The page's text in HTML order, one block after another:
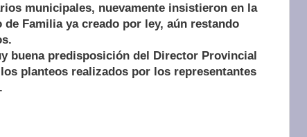
municipales, nuevamente insistieron en la
Familia ya creado por ley, aún restando
buena predisposición del Director Provincial
planteos realizados por los representantes